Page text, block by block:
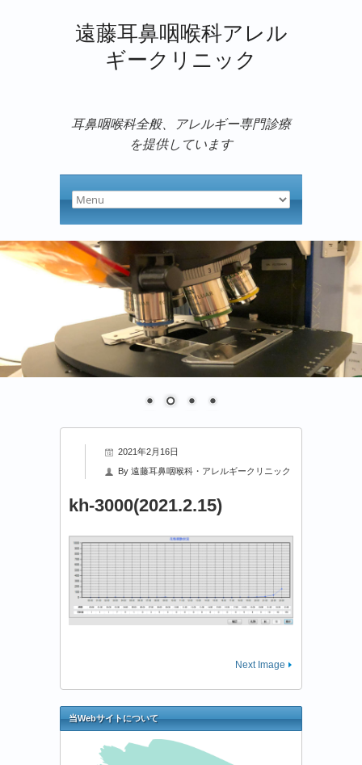
遠藤耳鼻咽喉科アレル
ギークリニック
耳鼻咽喉科全般、アレルギー専門診療
を提供しています
2021年2月16日
By 遠藤耳鼻咽喉科・アレルギークリニック
kh-3000(2021.2.15)
Next Image
当Webサイトについて